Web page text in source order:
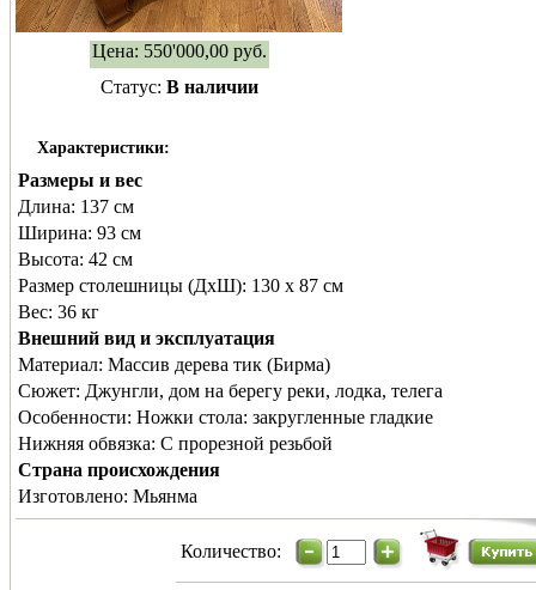
Цена: 550'000,00руб.
Статус: В наличии
Характеристики:
Размеры и вес
Длина: 137 см
Ширина: 93 см
Высота: 42 см
Размер столешницы (ДхШ): 130 х 87 см
Вес: 36 кг
Внешний вид и эксплуатация
Материал: Массив дерева тик (Бирма)
Сюжет: Джунгли, дом на берегу реки, лодка, телега
Особенности: Ножки стола: закругленные гладкие
Нижняя обвязка: С прорезной резьбой
Страна происхождения
Изготовлено: Мьянма
Количество: